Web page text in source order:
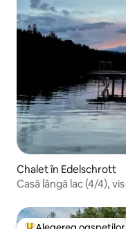
Chalet în Edelschrott
Casă lângă lac (4/4),